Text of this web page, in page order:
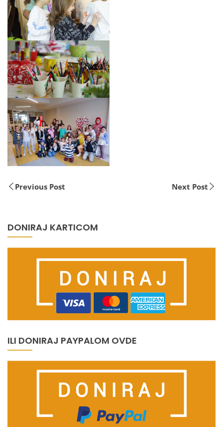
Previous Post Next Post
DONIRAJ KARTICOM
ILI DONIRAJ PAYPALOM OVDE